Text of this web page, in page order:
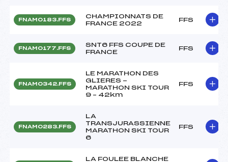
FNAM0183.FFS
CHAMPIONNATS DE
FRANCE 2022
FFS
FNAM0177.FFS
SNT6 FFS COUPE DE
FRANCE
FFS
FNAM0342.FFS
LE MARATHON DES
GLIERES -
MARATHON SKI TOUR
9 – 42km
FFS
FNAM0283.FFS
LA
TRANSJURASSIENNE
MARATHON SKI TOUR
6
FFS
LA FOULEE BLANCHE